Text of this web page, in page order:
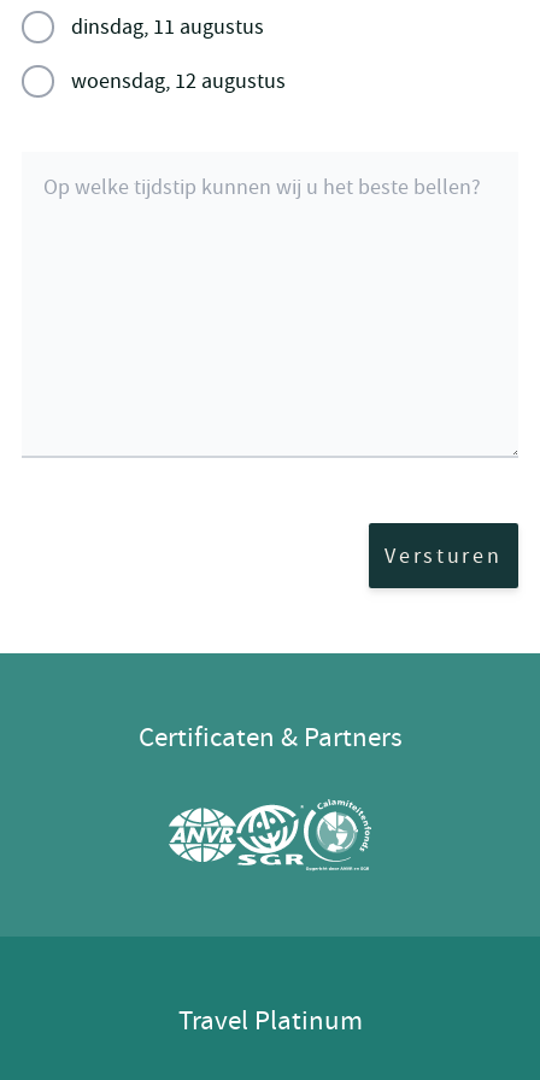
dinsdag, 11 augustus
woensdag, 12 augustus
Op welke tijdstip kunnen wij u het beste bellen?
Versturen
Certificaten & Partners
Travel Platinum